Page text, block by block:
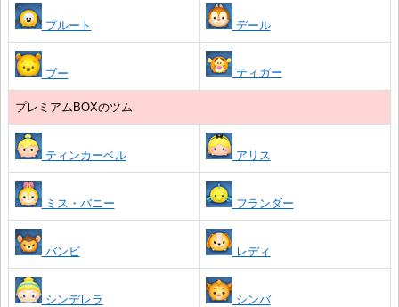
プルート デール
プー ティガー
プレミアムBOXのツム
ティンカーベル アリス
ミス・バニー フランダー
バンビ レディ
シンデレラ シンバ